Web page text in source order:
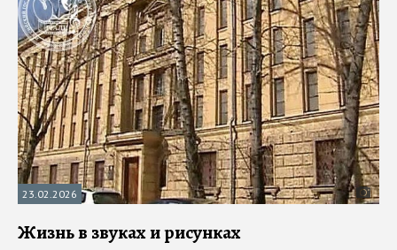
23.02.2026
Жизнь в звуках и рисунках